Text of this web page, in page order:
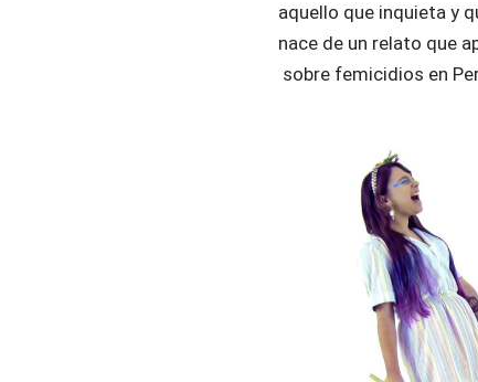
aquello que inquieta y
nace de un relato que
sobre femicidios en